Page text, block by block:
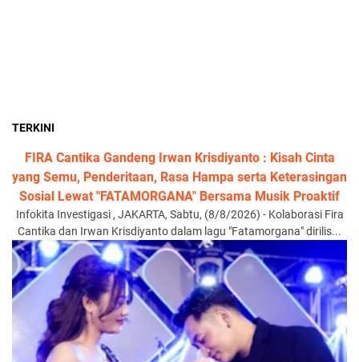
TERKINI
FIRA Cantika Gandeng Irwan Krisdiyanto : Kisah Cinta
yang Semu, Penderitaan, Rasa Hampa serta Keterasingan
Sosial Lewat "FATAMORGANA" Bersama Musik Proaktif
Infokita Investigasi , JAKARTA, Sabtu, (8/8/2026) - Kolaborasi Fira
Cantika dan Irwan Krisdiyanto dalam lagu "Fatamorgana" dirilis...